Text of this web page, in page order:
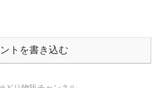
トを書き込む